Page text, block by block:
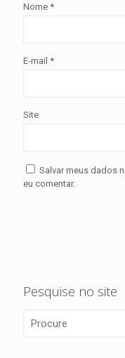
Nome *
E-mail *
Site
Salvar meus dados
eu comentar.
Pesquise no site